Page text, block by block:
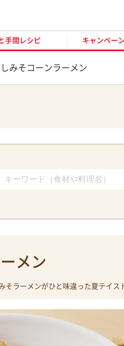
手間レシピ キャンペー
みそコーンラーメン
メン
そラーメンがひと味違った夏テイ